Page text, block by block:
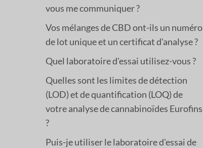
vous me communiquer ?
Vos mélanges de CBD ont-ils un numéro
de lot unique et un certificat d'analyse ?
Quel laboratoire d'essai utilisez-vous ?
Quelles sont les limites de détection
(LOD) et de quantification (LOQ) de
votre analyse de cannabinoïdes Eurofins
?
Puis-je utiliser le laboratoire d'essai de